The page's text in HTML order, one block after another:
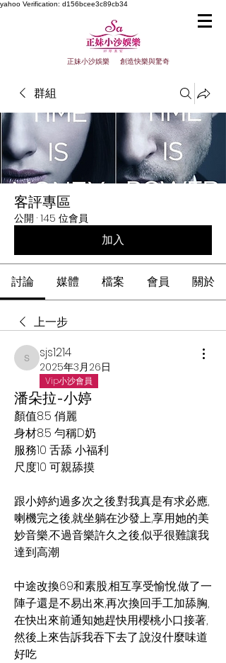
yahoo Verification: d156bcee3c89cb34
正妹小沙娛樂 創造快樂與驚奇
群組
客評專區
公開 · 145 位會員
加入
討論 媒體 檔案 會員 關於
上一步
sjs1214
sjs1214
2025年3月26日
Vip小沙會員
潘朵拉-小婷
顏值8.5 俏麗
身材8.5 勻稱D奶
服務10 舌舔 小福利
尺度10 可親舔摸
跟小婷約過多次之後,對我真是有求必應,
喇機完之後,就坐躺在沙發上,享用她的美
妙音樂,不過音樂許久之後,似乎很難讓我
達到高潮
中途改換69和素股,相互享受愉悅,做了一
陣子還是不易出來,再次換回手工加舔胸,
在快出來前通知她趕快用櫻桃小口接著,
然後上來告訴我吞下去了,說沒什麼味道
好吃